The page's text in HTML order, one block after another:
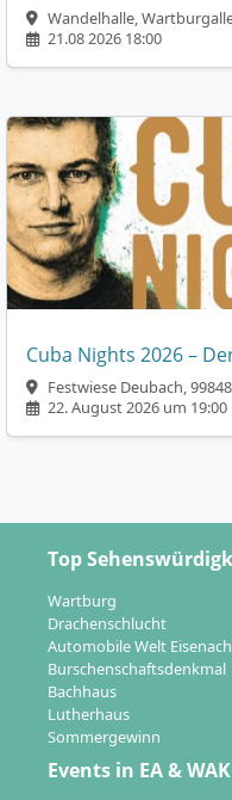
Wandelhalle,
21.08 2026 18:00
Cuba Nights 2026 –
Festwiese Deubach,
22. August 2026 um 19:00
Top
Wartburg
Drachenschlucht
Automobile Welt Eisenach
Burschenschaftsdenkmal
Bachhaus
Lutherhaus
Sommergewinn
Events in EA & WAK